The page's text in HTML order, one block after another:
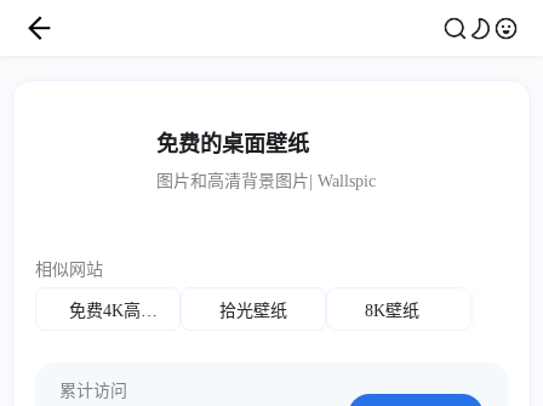
免费的桌面壁纸
图片和高清背景图片| Wallspic
相似网站
免费4K高清壁纸 拾光壁纸 8K壁纸
累计访问